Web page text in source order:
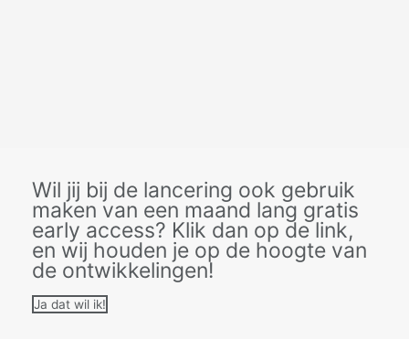
Wil jij bij de lancering ook gebruik
maken van een maand lang gratis
early access? Klik dan op de link,
en wij houden je op de hoogte van
de ontwikkelingen!
Ja dat wil ik!